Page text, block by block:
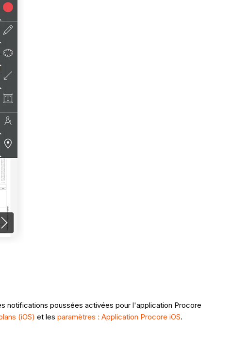
notifications poussées activées pour l'application Procore
(iOS) et lesparamètres : Application Procore iOS.